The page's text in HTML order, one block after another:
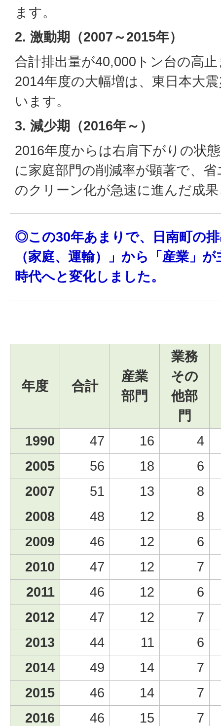
ます。
2. 激動期（2007～2015年）
合計排出量が40,000トン台の高
2014年度の大幅増は、東日本大
います。
3. 減少期（2016年～）
2016年度からは右肩下がりの状
に家庭部門の削減率が顕著で、
のクリーン化が急速に進んだ成
◎この30年あまりで、日南町の
（家庭、運輸）」から「産業」
時代へと変化しました。
年度 合計
産業
部門
業務
その
他部
門
1990
47 16
4
2005
56 18
6
2007
51 13
8
2008
48 12
8
2009
46 12
6
2010
47 12
7
2011
46 12
6
2012
47 12
7
2013
44 11
6
2014
49 14
7
2015
46 14
7
2016
46 15
7